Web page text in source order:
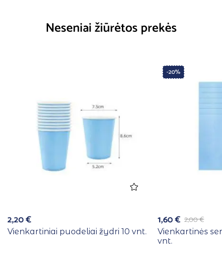
Neseniai žiūrėtos prekės
2,20€
Vienkartiniai puodeliai žydri 10 vnt.
-20%
2,00€
1,60€
Vienkartinės
vnt.